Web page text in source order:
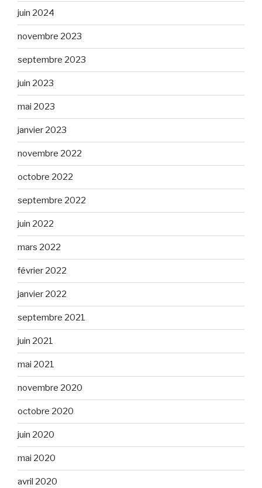
juin 2024
novembre 2023
septembre 2023
juin 2023
mai 2023
janvier 2023
novembre 2022
octobre 2022
septembre 2022
juin 2022
mars 2022
février 2022
janvier 2022
septembre 2021
juin 2021
mai 2021
novembre 2020
octobre 2020
juin 2020
mai 2020
avril 2020